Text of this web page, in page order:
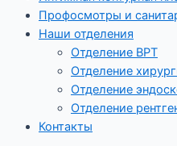
Профосмотры и
Наши отделения
Отделение ВРТ
Отделение
Отделение
Отделение
Контакты